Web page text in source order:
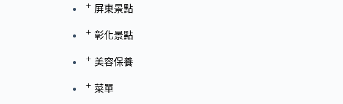
+ 屏東景點
+ 彰化景點
+ 美容保養
+ 菜單